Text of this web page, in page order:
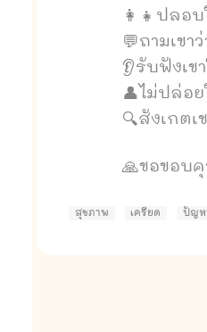
👩‍👧ปลอบ
💬ถามเขา
👂รับฟังเ
👤ไม่ปล่อย
🔍สังเกต
🙏ขอขอบ
สุขภาพ เครียด ปัญห